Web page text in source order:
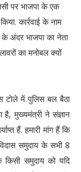
पर भाजपा के एक
कार्रवाई के नाम
अंदर भाजपा का नेता
का मनोबल क्यों
टोले में पुलिस बल बैठा
है, मुख्यमंत्री ने संज्ञान
हैं. हमारी मांग हैं कि
समुदाय के सभी 8
किसी समुदाय को यदि